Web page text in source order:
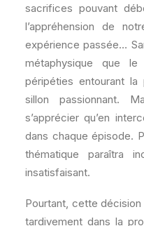
sacrifices pouvant
l’appréhension de
expérience passée…
métaphysique que
péripéties entourant la
sillon passionnant.
s’apprécier qu’en
dans chaque épisode.
thématique paraîtra
insatisfaisant.
Pourtant, cette
tardivement dans la